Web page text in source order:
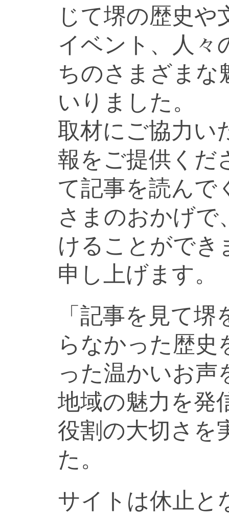
じて堺の歴史や
イベント、人々
ちのさまざまな
いりました。
取材にご協力い
報をご提供くだ
て記事を読んで
さまのおかげで
けることができ
申し上げます。
「記事を見て
らなかった歴史
った温かいお声
地域の魅力を発
役割の大切さを
た。
サイトは休止と